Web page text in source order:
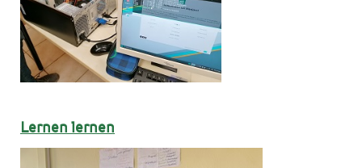
Lernen lernen